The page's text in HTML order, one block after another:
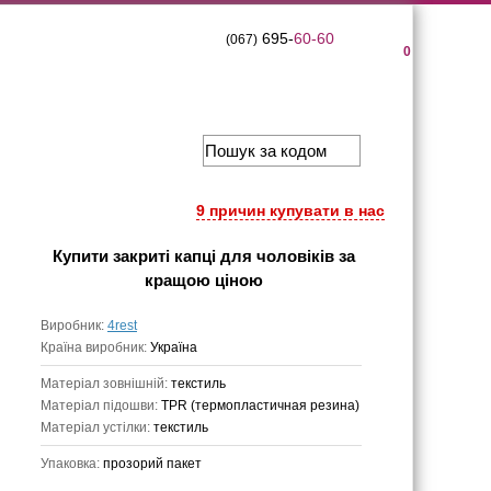
0
(067)695-60-60
9 причин купувати в нас
Купити закриті капці для чоловіків за
кращою ціною
Виробник: 4rest
Країна виробник: Україна
Матеріал зовнішній: текстиль
Матеріал підошви: TPR (термопластичная резина)
Матеріал устілки: текстиль
Упаковка: прозорий пакет